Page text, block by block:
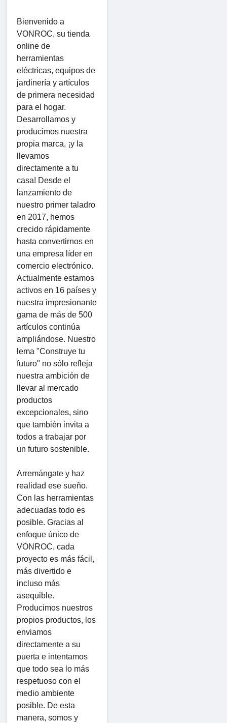
Bienvenido a
VONROC, su tienda
online de
herramientas
eléctricas, equipos de
jardinería y artículos
de primera necesidad
para el hogar.
Desarrollamos y
producimos nuestra
propia marca, ¡y la
llevamos
directamente a tu
casa! Desde el
lanzamiento de
nuestro primer taladro
en 2017, hemos
crecido rápidamente
hasta convertirnos en
una empresa líder en
comercio electrónico.
Actualmente estamos
activos en 16 países y
nuestra impresionante
gama de más de 500
artículos continúa
ampliándose. Nuestro
lema "Construye tu
futuro" no sólo refleja
nuestra ambición de
llevar al mercado
productos
excepcionales, sino
que también invita a
todos a trabajar por
un futuro sostenible.
Arremángate y haz
realidad ese sueño.
Con las herramientas
adecuadas todo es
posible. Gracias al
enfoque único de
VONROC, cada
proyecto es más fácil,
más divertido e
incluso más
asequible.
Producimos nuestros
propios productos, los
enviamos
directamente a su
puerta e intentamos
que todo sea lo más
respetuoso con el
medio ambiente
posible. De esta
manera, somos y